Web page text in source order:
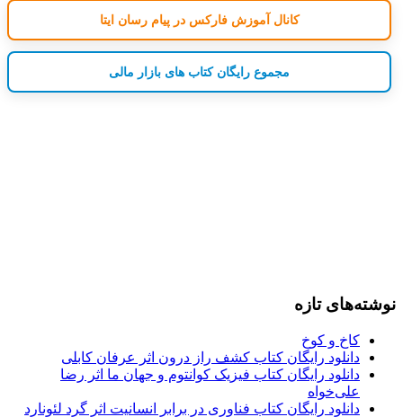
کانال آموزش فارکس در پیام رسان ایتا
مجموع رایگان کتاب های بازار مالی
نوشته‌های تازه
کاخ و کوخ
دانلود رایگان کتاب کشف راز درون اثر عرفان کابلی
دانلود رایگان کتاب فیزیک کوانتوم و جهان ما اثر رضا
علی‌خواه
دانلود رایگان کتاب فناوری در برابر انسانیت اثر گرد لئونارد